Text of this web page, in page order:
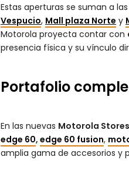
Estas aperturas se suman a las
Vespucio, Mall plaza Norte y
Motorola proyecta contar con
presencia física y su vínculo
Portafolio
En las nuevas Motorola Stores
edge 60, edge 60 fusion,
amplia gama de accesorios y